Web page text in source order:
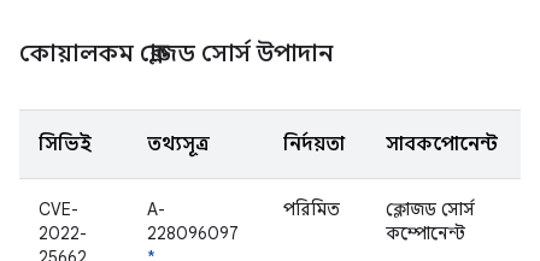
কোয়ালকম ক্লোজড সোর্স উপাদান
সিভিই তথ্যসূত্র নির্দয়তা সাবকম্পোনেন্ট
CVE-
2022-
A-
228096097
পরিমিত
ক্লোজড সোর্স
কম্পোনেন্ট